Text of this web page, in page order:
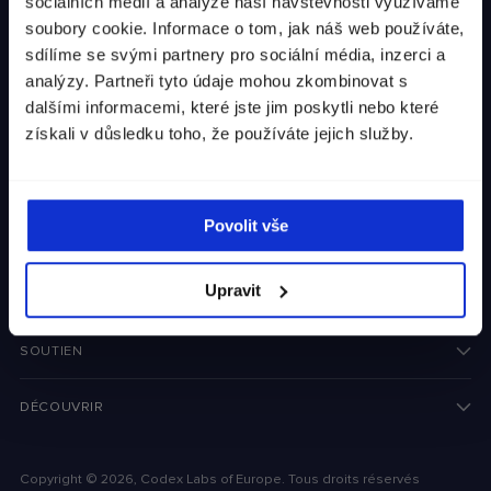
soubory cookie. Informace o tom, jak náš web používáte,
sdílíme se svými partnery pro sociální média, inzerci a
analýzy. Partneři tyto údaje mohou zkombinovat s
dalšími informacemi, které jste jim poskytli nebo které
získali v důsledku toho, že používáte jejich služby.
Povolit vše
Upravit
dopravu.
Monnaie France (€)
NEWSLETTER
Votre
électronique
SOUTIEN
DÉCOUVRIR
Copyright © 2026, Codex Labs of Europe. Tous droits réservés